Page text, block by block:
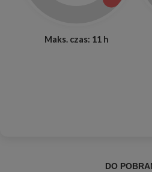
Maks. czas: 11 h
DO